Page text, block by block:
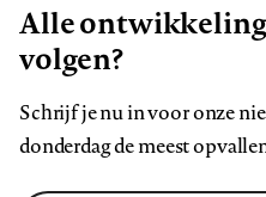
Alle
volgen?
Schrijf je nu in voor onze
donderdag de meest